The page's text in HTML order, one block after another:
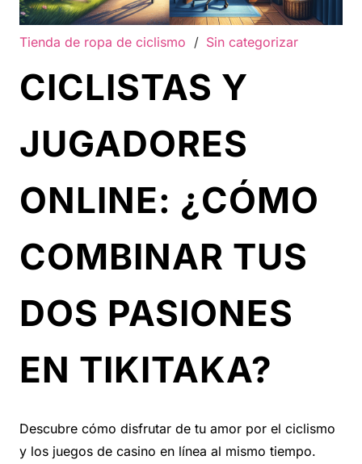
Tienda de ropa de ciclismo / Sin categorizar
CICLISTAS Y
JUGADORES
ONLINE: ¿CÓMO
COMBINAR TUS
DOS PASIONES
EN TIKITAKA?
Descubre cómo disfrutar de tu amor por el ciclismo
y los juegos de casino en línea al mismo tiempo.